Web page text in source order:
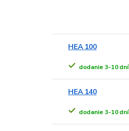
HEA 100
dodanie 3-10 dní
HEA 140
dodanie 3-10 dní